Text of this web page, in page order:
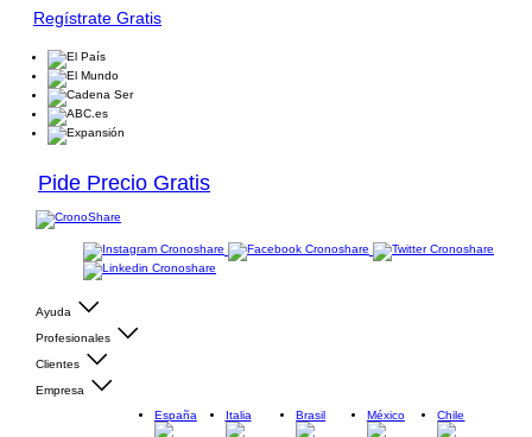
Regístrate Gratis
Pide Precio Gratis
Ayuda
Profesionales
Clientes
Empresa
España
Italia Brasil México Chile